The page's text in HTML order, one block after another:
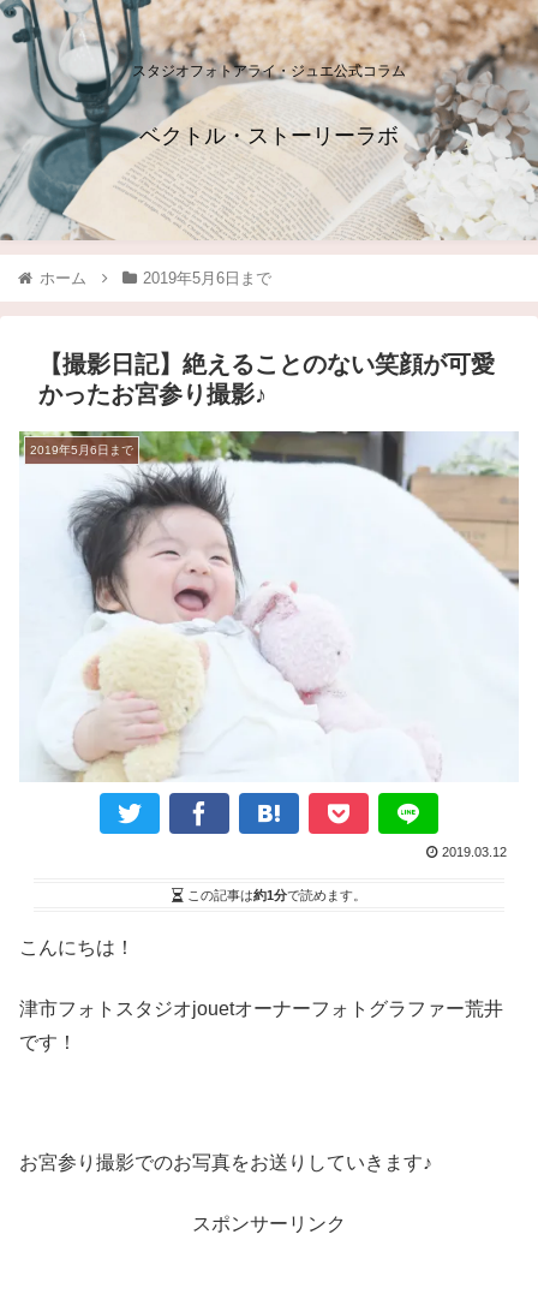
スタジオフォトアライ・ジュエ公式コラム
ベクトル・ストーリーラボ
ホーム 2019年5月6日まで
【撮影日記】絶えることのない笑顔が可愛
かったお宮参り撮影♪
2019年5月6日まで
2019.03.12
この記事は約1分で読めます。
こんにちは！
津市フォトスタジオjouetオーナーフォトグラファー荒井
です！
お宮参り撮影でのお写真をお送りしていきます♪
スポンサーリンク